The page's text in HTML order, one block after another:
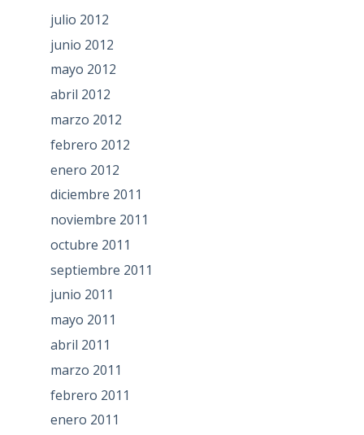
julio 2012
junio 2012
mayo 2012
abril 2012
marzo 2012
febrero 2012
enero 2012
diciembre 2011
noviembre 2011
octubre 2011
septiembre 2011
junio 2011
mayo 2011
abril 2011
marzo 2011
febrero 2011
enero 2011